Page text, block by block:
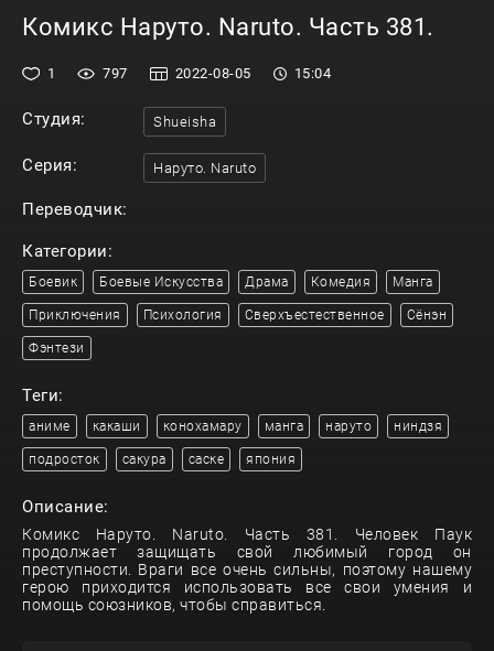
Комикс Наруто. Naruto. Часть 381.
1 797 2022-08-05 15:04
Студия: Shueisha
Серия: Наруто. Naruto
Переводчик:
Категории:
Боевик Боевые Искусства Драма Комедия Манга
Приключения Психология Сверхъестественное Сёнэн
Фэнтези
Теги:
аниме какаши конохамару манга наруто ниндзя
подросток сакура саске япония
Описание:
Комикс Наруто. Naruto. Часть 381. Человек Паук
продолжает защищать свой любимый город он
преступности. Враги все очень сильны, поэтому нашему
герою приходится использовать все свои умения и
помощь союзников, чтобы справиться.